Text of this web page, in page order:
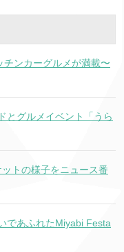
ンカーグルメが満載〜
とグルメイベント「うら
トの様子をニュース番
であふれたMiyabi Festa